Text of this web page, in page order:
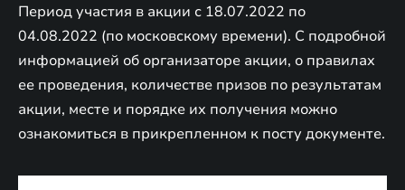
Период участия в акции с 18.07.2022 по
04.08.2022 (по московскому времени). С подробной
информацией об организаторе акции, о правилах
ее проведения, количестве призов по результатам
акции, месте и порядке их получения можно
ознакомиться в прикрепленном к посту документе.